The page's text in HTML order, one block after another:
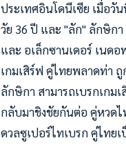
ประเทศอินโดนีเซีย เมื่อวั
วัย 36 ปี และ "ลัก" ลักษิก
และ อเล็กซานเดอร์ เนด
เกมเสิร์ฟ คู่ไทยพลาดท่า ถู
ลักษิกา สามารถเบรกเกม
กลับมาชิงชัยกันต่อ คู่หวด
ดวลซูเปอร์ไทเบรก คู่ไทย